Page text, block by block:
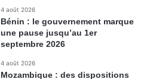
4 août 2026
Bénin : le gouvernement marque
une pause jusqu’au 1er
septembre 2026
4 août 2026
Mozambique : des dispositions